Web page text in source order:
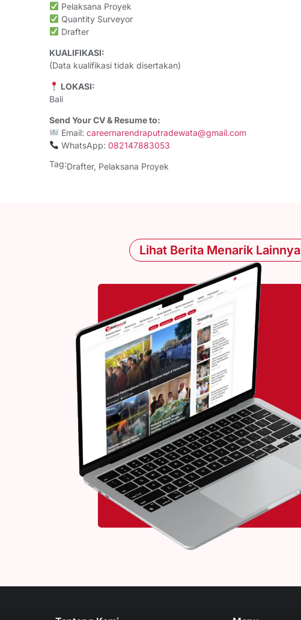
Pelaksana Proyek
Quantity Surveyor
Drafter
KUALIFIKASI:
(Data kualifikasi tidak disertakan)
LOKASI:
Bali
Send Your CV & Resume to:
Email: careernarendraputradewata@gmail.com
WhatsApp: 082147883053
Tag:Drafter, Pelaksana Proyek
Lihat Berita Menarik Lainnya